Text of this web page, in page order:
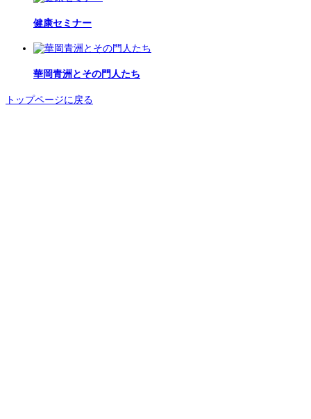
健康セミナー
華岡青洲とその門人たち
トップページに戻る